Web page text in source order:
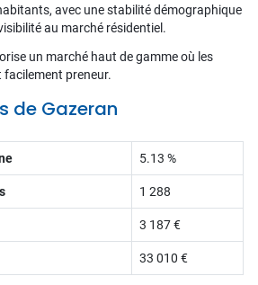
avec une stabilité démographique
au marché résidentiel.
un marché haut de gamme où les
preneur.
de Gazeran
5.13 %
1 288
3 187 €
33 010 €